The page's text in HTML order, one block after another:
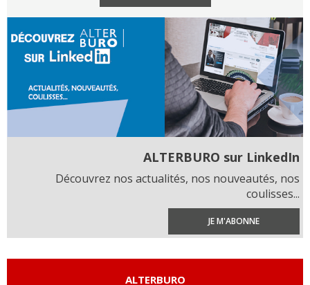
ALTERBURO sur LinkedIn
Découvrez nos actualités, nos nouveautés, nos
coulisses...
JE M'ABONNE
ALTERBURO